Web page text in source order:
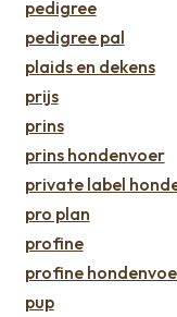
pedigree
pedigree pal
plaids en dekens
prijs
prins
prins hondenvoer
private label
pro plan
profine
profine
pup